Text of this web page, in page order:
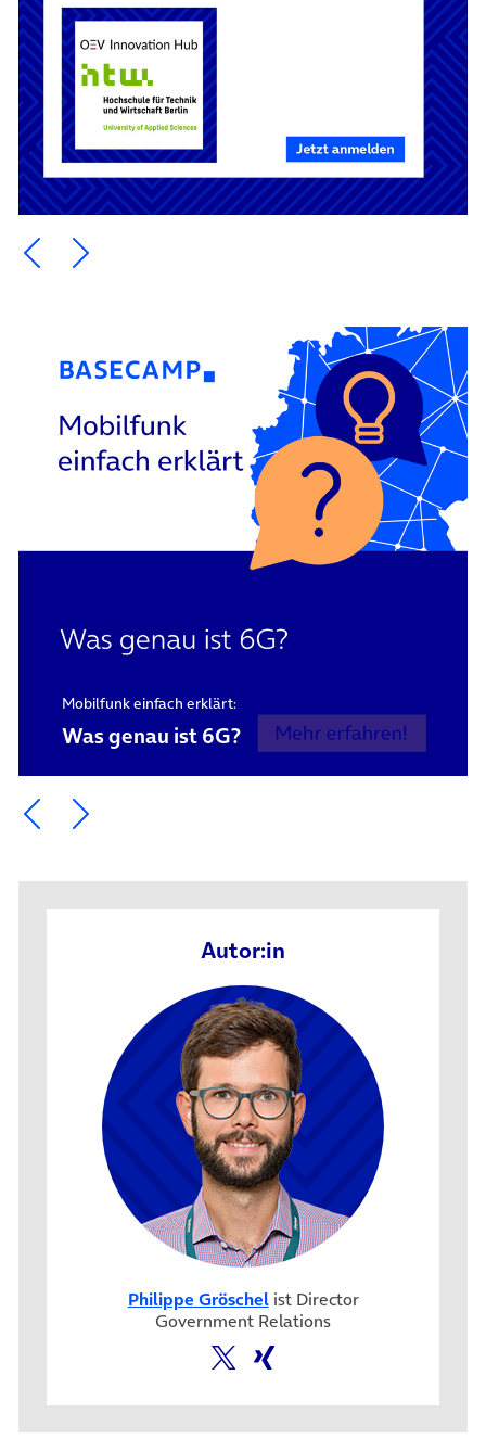
Ein Element zurück blättern
Ein Element weiter blättern
Mobilfunk einfach erklärt:
Was genau ist 6G?
Ein Element zurück blättern
Ein Element weiter blättern
Autor:in
Philippe Gröschelist Director
Government Relations